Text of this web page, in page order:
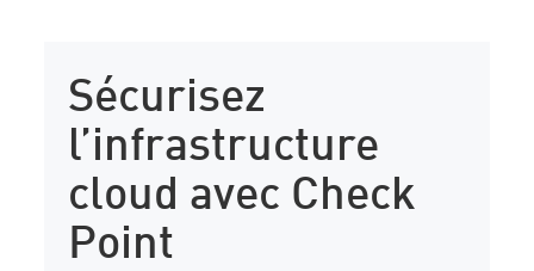
Sécurisez
l’infrastructure
cloud avec Check
Point